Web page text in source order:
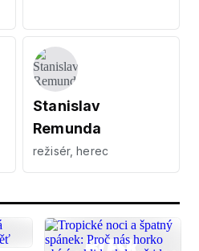
Stanislav
Remunda
režisér, herec